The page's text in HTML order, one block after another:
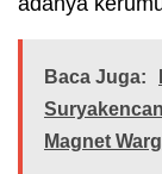
Baca Juga:
Magnet